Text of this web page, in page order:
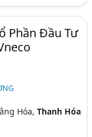
Phần Đầu Tư
Hóa,Thanh Hóa